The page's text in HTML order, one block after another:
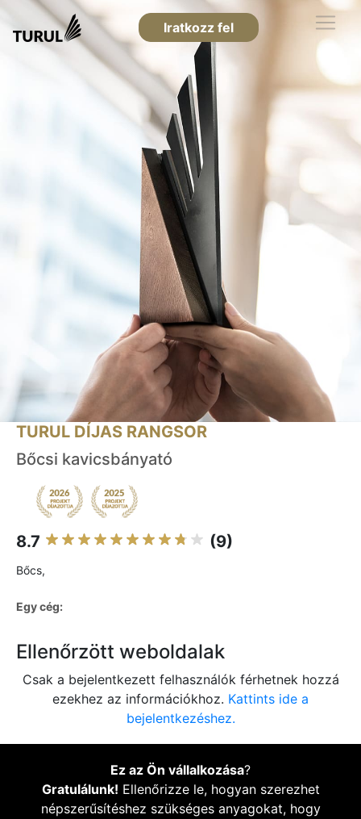
Iratkozz fel
TURUL DÍJAS RANGSOR
Bőcsi kavicsbányató
8.7 (9)
Bőcs,
Egy cég:
Ellenőrzött weboldalak
Csak a bejelentkezett felhasználók férhetnek hozzá
ezekhez az információkhoz. Kattints ide a
bejelentkezéshez.
Ez az Ön vállalkozása?
Gratulálunk! Ellenőrizze le, hogyan szerezhet
népszerűsítéshez szükséges anyagokat, hogy